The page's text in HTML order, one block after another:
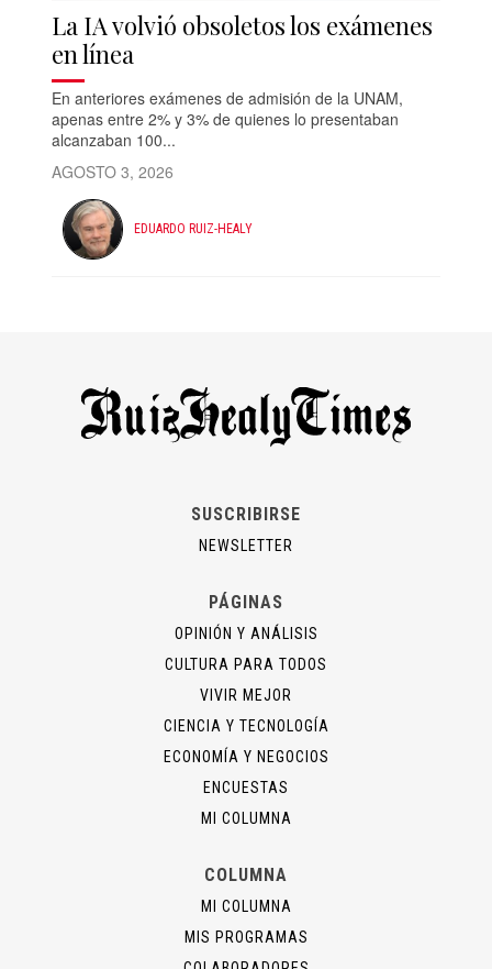
La IA volvió obsoletos los exámenes
en línea
En anteriores exámenes de admisión de la UNAM,
apenas entre 2% y 3% de quienes lo presentaban
alcanzaban 100...
AGOSTO 3, 2026
EDUARDO RUIZ-HEALY
SUSCRIBIRSE
NEWSLETTER
PÁGINAS
OPINIÓN Y ANÁLISIS
CULTURA PARA TODOS
VIVIR MEJOR
CIENCIA Y TECNOLOGÍA
ECONOMÍA Y NEGOCIOS
ENCUESTAS
MI COLUMNA
COLUMNA
MI COLUMNA
MIS PROGRAMAS